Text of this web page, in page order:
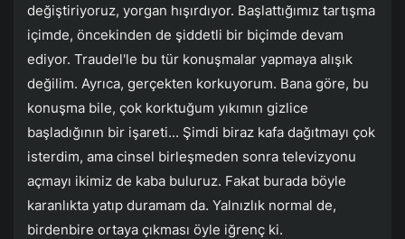
değiştiriyoruz, yorgan hışırdıyor. Başlattığımız tartışma
içimde, öncekinden de şiddetli bir biçimde devam
ediyor. Traudel'le bu tür konuşmalar yapmaya alışık
değilim. Ayrıca, gerçekten korkuyorum. Bana göre, bu
konuşma bile, çok korktuğum yıkımın gizlice
başladığının bir işareti... Şimdi biraz kafa dağıtmayı çok
isterdim, ama cinsel birleşmeden sonra televizyonu
açmayı ikimiz de kaba buluruz. Fakat burada böyle
karanlıkta yatıp duramam da. Yalnızlık normal de,
birdenbire ortaya çıkması öyle iğrenç ki.